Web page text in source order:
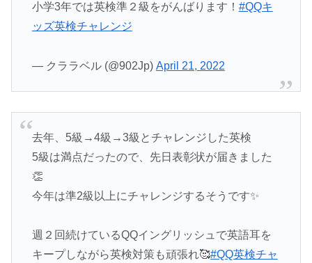
小学3年では英検準２級をがんばります！ #QQキ
ッズ英検チャレンジ
— クララベル (@902Jp) April 21, 2022
去年、5級→4級→3級とチャレンジした英検
5級は満点だったので、先日表彰状が届きました
👏
今年は準2級以上にチャレンジするそうです✨
週２回続けているQQイングリッシュで英語耳を
キープしながら英検対策も頑張れ🥰#QQ英検チャ